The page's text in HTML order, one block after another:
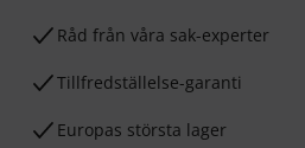
Råd från våra sak-experter
Tillfredställelse-garanti
Europas största lager